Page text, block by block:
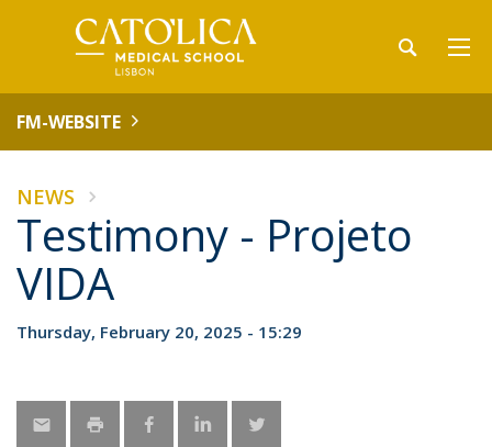
FM-WEBSITE
NEWS
Testimony - Projeto
VIDA
Thursday, February 20, 2025 - 15:29